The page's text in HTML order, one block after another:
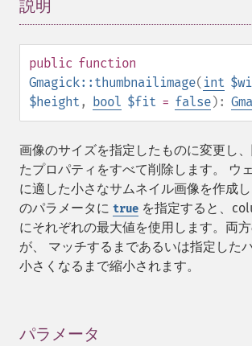
説明
public function
Gmagick::thumbnailimage( int
$height , bool $fit = false):
画像のサイズを指定したものに変更し
たプロパティをすべて削除します。 ウ
に適した小さなサムネイル画像を作成
のパラメータに true を指定すると、
にそれぞれの最大値を使用します。両
が、 マッチするまであるいは指定した
小さくなるまで縮小されます。
パラメータ